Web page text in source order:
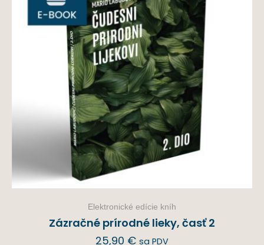
Elektronické edície kníh
Zázračné prírodné lieky, časť 2
25,90 € sa PDV